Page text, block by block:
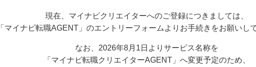
現在、マイナビクリエイターへのご登録につきましては、
「マイナビ転職AGENT」のエントリーフォームよりお手続きをお願いし
なお、2026年8月1日よりサービス名称を
「マイナビ転職クリエイターAGENT」へ変更予定のため、